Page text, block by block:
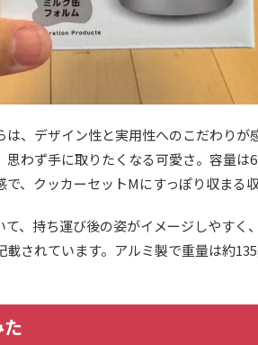
、デザイン性と実用性へのこだわりが
思わず手に取りたくなる可愛さ。容量は
、クッカーセットMにすっぽり収まる
、持ち運び後の姿がイメージしやすく
されています。アルミ製で重量は約